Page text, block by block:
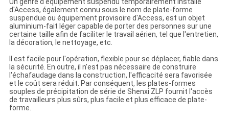
Un genre d'équipement suspendu temporairement installé
d'Access, également connu sous le nom de plate-forme
suspendue ou équipement provisoire d'Access, est un objet
aluminium-fait léger capable de porter des personnes sur une
certaine taille afin de faciliter le travail aérien, tel que l'entretien,
la décoration, le nettoyage, etc.
Il est facile pour l'opération, flexible pour se déplacer, fiable dans
la sécurité. En outre, il n'est pas nécessaire de construire
l'échafaudage dans la construction, l'efficacité sera favorisée
et le coût sera réduit. Par conséquent, les plates-formes
souples de précipitation de série de Shenxi ZLP fournit l'accès
de travailleurs plus sûrs, plus facile et plus efficace de plate-
forme.